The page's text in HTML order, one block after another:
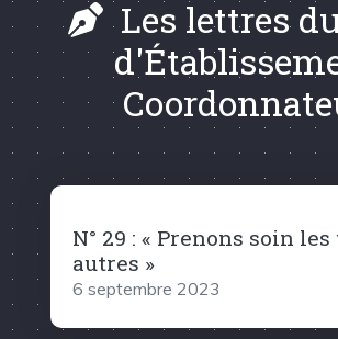
Les lettres
N° 29 : « Prenons soin
autres »
6 septembre 2023